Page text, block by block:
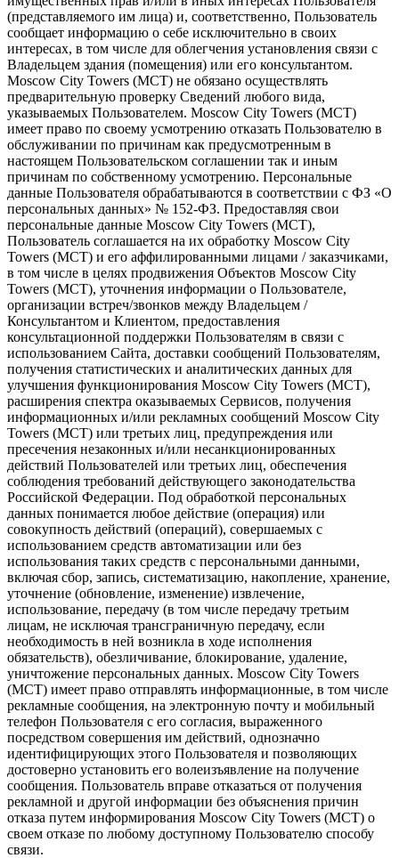
(представляемого им лица) и, соответственно, Пользователь
сообщает информацию о себе исключительно в своих
интересах, в том числе для облегчения установления связи с
Владельцем здания (помещения) или его консультантом.
Moscow City Towers (МСТ) не обязано осуществлять
предварительную проверку Сведений любого вида,
указываемых Пользователем. Moscow City Towers (МСТ)
имеет право по своему усмотрению отказать Пользователю в
обслуживании по причинам как предусмотренным в
настоящем Пользовательском соглашении так и иным
причинам по собственному усмотрению. Персональные
данные Пользователя обрабатываются в соответствии с ФЗ «О
персональных данных» № 152-ФЗ. Предоставляя свои
персональные данные Moscow City Towers (МСТ),
Пользователь соглашается на их обработку Moscow City
Towers (МСТ) и его аффилированными лицами / заказчиками,
в том числе в целях продвижения Объектов Moscow City
Towers (МСТ), уточнения информации о Пользователе,
организации встреч/звонков между Владельцем /
Консультантом и Клиентом, предоставления
консультационной поддержки Пользователям в связи с
использованием Сайта, доставки сообщений Пользователям,
получения статистических и аналитических данных для
улучшения функционирования Moscow City Towers (МСТ),
расширения спектра оказываемых Сервисов, получения
информационных и/или рекламных сообщений Moscow City
Towers (МСТ) или третьих лиц, предупреждения или
пресечения незаконных и/или несанкционированных
действий Пользователей или третьих лиц, обеспечения
соблюдения требований действующего законодательства
Российской Федерации. Под обработкой персональных
данных понимается любое действие (операция) или
совокупность действий (операций), совершаемых с
использованием средств автоматизации или без
использования таких средств с персональными данными,
включая сбор, запись, систематизацию, накопление, хранение,
уточнение (обновление, изменение) извлечение,
использование, передачу (в том числе передачу третьим
лицам, не исключая трансграничную передачу, если
необходимость в ней возникла в ходе исполнения
обязательств), обезличивание, блокирование, удаление,
уничтожение персональных данных. Moscow City Towers
(МСТ) имеет право отправлять информационные, в том числе
рекламные сообщения, на электронную почту и мобильный
телефон Пользователя с его согласия, выраженного
посредством совершения им действий, однозначно
идентифицирующих этого Пользователя и позволяющих
достоверно установить его волеизъявление на получение
сообщения. Пользователь вправе отказаться от получения
рекламной и другой информации без объяснения причин
отказа путем информирования Moscow City Towers (МСТ) о
своем отказе по любому доступному Пользователю способу
связи.